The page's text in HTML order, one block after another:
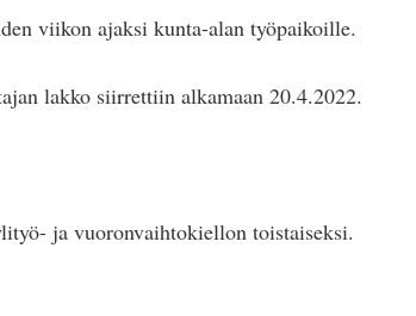
viikon ajaksi kunta-alan työpaikoille.
lakko siirrettiin alkamaan 20.4.2022.
ja vuoronvaihtokiellon toistaiseksi.